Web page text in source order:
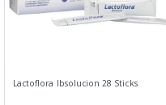
Lactoflora Ibsolucion 28 Sticks